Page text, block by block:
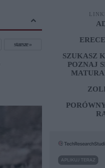
starsze
SZUKASZ
POZNAJ